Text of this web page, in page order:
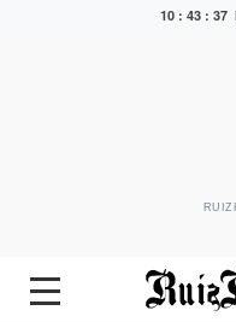
10 : 43 : 37